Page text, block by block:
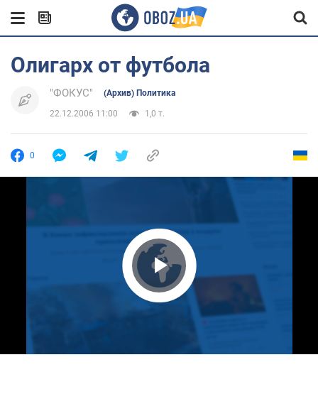
Олигарх от футбола
"ФОКУС" (Архив) Политика
22.12.2006 11:00 1,0 т.
0
Play Video